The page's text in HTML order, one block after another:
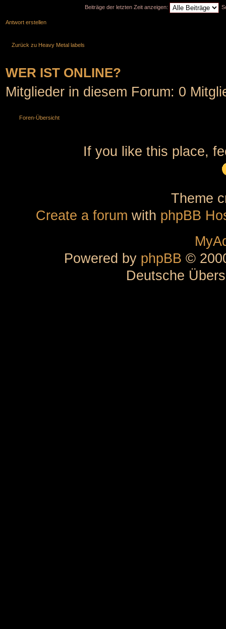
Beiträge der letzten Zeit anzeigen:
Antwort erstellen
Zurück zu Heavy Metal labels
WER IST ONLINE?
Mitglieder in diesem Forum: 0
Foren-Übersicht
If you like this place,
Theme
Create a forum with phpBB
Powered by phpBB ©
Deutsche